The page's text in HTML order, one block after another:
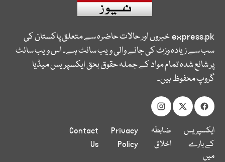
express.pkخبروں اور حالات حاضرہ سے متعلق پاکستان کی
سب سے زیادہ وزٹ کی جانے والی ویب سائٹ ہے۔ اس ویب سائٹ
پر شائع شدہ تمام مواد کے جملہ حقوق بحق ایکسپریس میڈیا
گروپ محفوظ ہیں۔
ایکسپریس
کے بارے
میں
ضابطہ
اخلاق
Privacy
Policy
Contact
Us